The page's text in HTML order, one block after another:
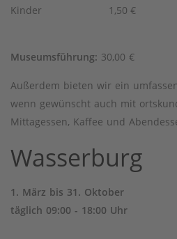
Kinder
1,50 €
Museumsführung: 30,00 €
Außerdem bieten wir ein
wenn gewünscht auch mit
Mittagessen, Kaffee und
Wasserburg
1. März bis 31. Oktober
täglich 09:00 - 18:00 Uhr